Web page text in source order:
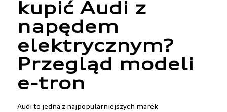
kupić Audi z
napędem
elektrycznym?
Przegląd modeli
e-tron
Audi to jedna z najpopularniejszych marek